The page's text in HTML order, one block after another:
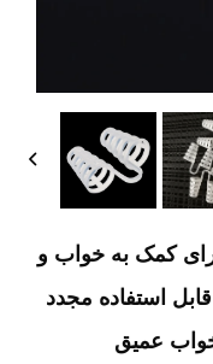
کمک به خواب و
استفاده مجدد
خواب عمیق